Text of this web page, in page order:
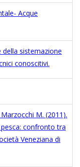
Acque
sistemazione
conoscitivi.
M. (2011).
confronto tra
Veneziana di